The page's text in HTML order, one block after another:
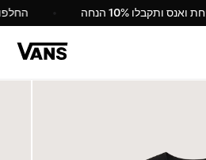
ותקבלו 10% הנחה